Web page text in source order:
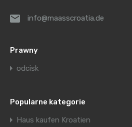
info@maasscroatia.de
Prawny
odcisk
Popularne kategorie
Haus kaufen Kroatien